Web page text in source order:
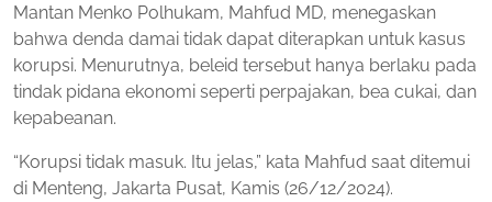
Mantan Menko Polhukam, Mahfud MD, menegaskan
bahwa denda damai tidak dapat diterapkan untuk kasus
korupsi. Menurutnya, beleid tersebut hanya berlaku pada
tindak pidana ekonomi seperti perpajakan, bea cukai, dan
kepabeanan.
“Korupsi tidak masuk. Itu jelas,” kata Mahfud saat ditemui
di Menteng, Jakarta Pusat, Kamis (26/12/2024).